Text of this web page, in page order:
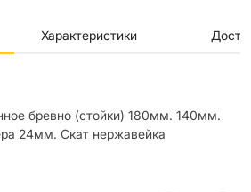
Характеристики
бревно (стойки) 180мм. 140мм.
24мм. Скат нержавейка